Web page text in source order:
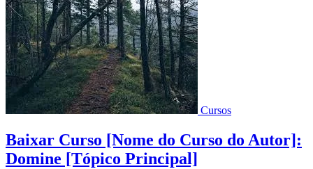
Cursos
Baixar Curso [Nome do Curso do Autor]:
Domine [Tópico Principal]